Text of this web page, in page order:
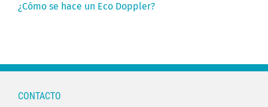
¿Cómo se hace un Eco Doppler?
CONTACTO